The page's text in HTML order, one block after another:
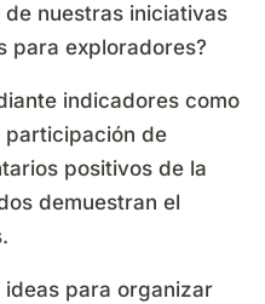
de nuestras iniciativas
para exploradores?
indicadores como
participación de
positivos de la
demuestran el
ideas para organizar